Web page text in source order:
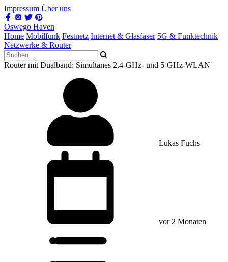
Impressum Über uns
Oswego Haven
Home Mobilfunk Festnetz Internet & Glasfaser 5G & Funktechnik
Netzwerke & Router
Router mit Dualband: Simultanes 2,4-GHz- und 5-GHz-WLAN
Lukas Fuchs
vor 2 Monaten